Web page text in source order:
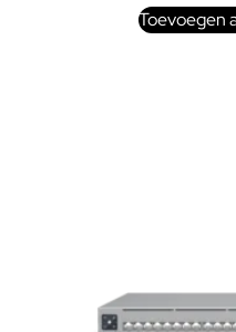
Toevoegen